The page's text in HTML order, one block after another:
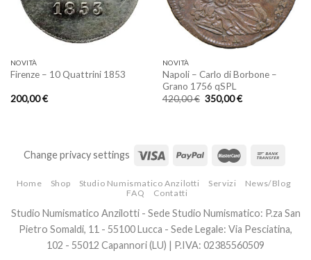
NOVITÀ
Firenze – 10 Quattrini 1853
200,00€
NOVITÀ
Napoli – Carlo di Borbone –
Grano 1756 qSPL
420,00€ Il
prezzo
350,00€Il
Change privacy settings
Home Shop Studio Numismatico Anzilotti Servizi
News/Blog
FAQ
Contatti
Studio Numismatico Anzilotti - Sede Studio Numismatico: P.za San
Pietro Somaldi, 11 - 55100 Lucca - Sede Legale: Via Pesciatina,
102 - 55012 Capannori (LU) | P.IVA: 02385560509